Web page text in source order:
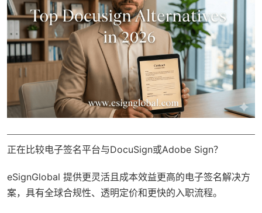
正在比较电子签名平台与DocuSign或Adobe Sign？
eSignGlobal 提供更灵活且成本效益更高的电子签名解决方
案，具有全球合规性、透明定价和更快的入职流程。